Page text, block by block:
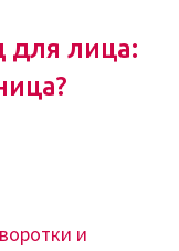
лица:
и